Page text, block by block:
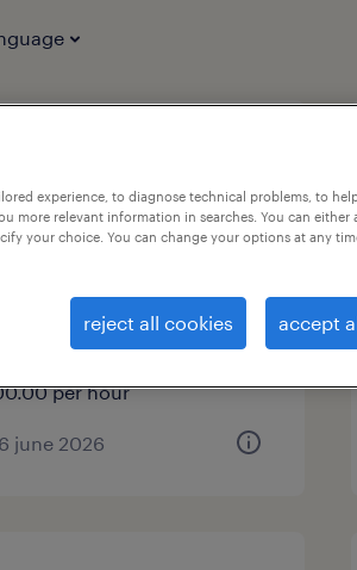
管理、仕分け・ピッキ
包、入出荷、フォーク
県津島市, 愛知県
per hour
june 2026
experience, to diagnose technical problems, to
more relevant information in searches. You can either
your choice. You can change your options at any
reject all cookies accept